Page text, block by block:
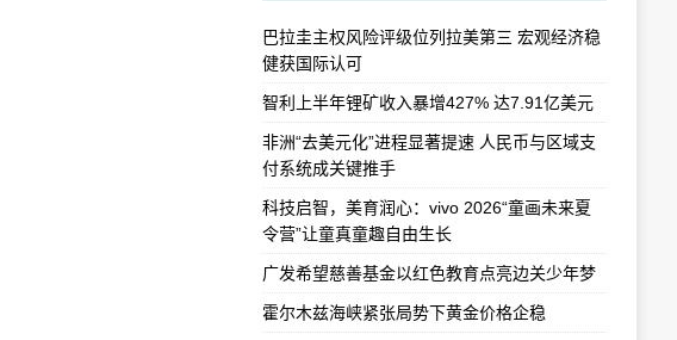
巴拉圭主权风险评级位列拉美第三 宏观经济稳
健获国际认可
智利上半年锂矿收入暴增427% 达7.91亿美元
非洲“去美元化”进程显著提速 人民币与区域支
付系统成关键推手
科技启智，美育润心：vivo 2026“童画未来夏
令营”让童真童趣自由生长
广发希望慈善基金以红色教育点亮边关少年梦
霍尔木兹海峡紧张局势下黄金价格企稳